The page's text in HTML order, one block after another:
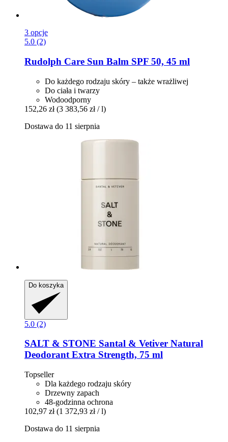
3 opcje
5.0 (2)
Rudolph Care Sun Balm SPF 50, 45 ml
Do każdego rodzaju skóry – także wrażliwej
Do ciała i twarzy
Wodoodporny
152,26 zł (3 383,56 zł / l)
Dostawa do 11 sierpnia
Do koszyka
5.0 (2)
SALT & STONE Santal & Vetiver Natural
Deodorant Extra Strength, 75 ml
Topseller
Dla każdego rodzaju skóry
Drzewny zapach
48-godzinna ochrona
102,97 zł (1 372,93 zł / l)
Dostawa do 11 sierpnia